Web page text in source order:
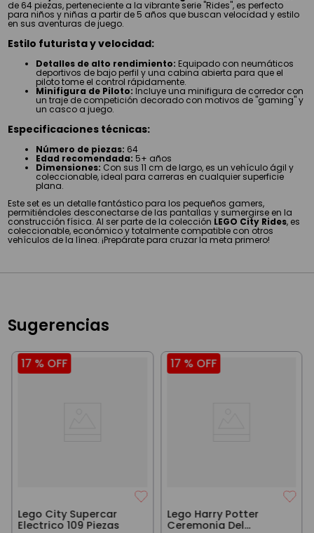
de 64 piezas, perteneciente a la vibrante serie "Rides", es perfecto
para niños y niñas a partir de 5 años que buscan velocidad y estilo
en sus aventuras de juego.
Estilo futurista y velocidad:
Detalles de alto rendimiento: Equipado con neumáticos
deportivos de bajo perfil y una cabina abierta para que el
piloto tome el control rápidamente.
Minifigura de Piloto: Incluye una minifigura de corredor con
un traje de competición decorado con motivos de "gaming" y
un casco a juego.
Especificaciones técnicas:
Número de piezas: 64
Edad recomendada: 5+ años
Dimensiones: Con sus 11 cm de largo, es un vehículo ágil y
coleccionable, ideal para carreras en cualquier superficie
plana.
Este set es un detalle fantástico para los pequeños gamers,
permitiéndoles desconectarse de las pantallas y sumergirse en la
construcción física. Al ser parte de la colección LEGO City Rides, es
coleccionable, económico y totalmente compatible con otros
vehículos de la línea. ¡Prepárate para cruzar la meta primero!
Sugerencias
17 % OFF
Lego City Supercar
Electrico 109 Piezas
17 % OFF
Lego Harry Potter
Ceremonia Del